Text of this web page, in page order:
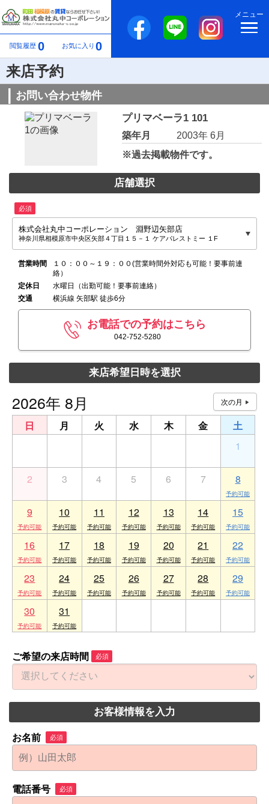
閲覧履歴 0 お気に入り 0
メニュー
来店予約
お問い合わせ物件
プリマベーラ1 101
築年月
2003年 6月
※過去掲載物件です。
店舗選択
必須
株式会社丸中コーポレーション 淵野辺矢部店
神奈川県相模原市中央区矢部４丁目１５－１ ケアパレストミー １F
営業時間
１０：００～１９：００(営業時間外対応も可能！要事前連
絡）
定休日
水曜日（出勤可能！要事前連絡）
交通
横浜線 矢部駅 徒歩6分
お電話での予約はこちら
042-752-5280
来店希望日時を選択
2026年 8月
日 月 火 水 木 金
土
1
2 3 4 5 6 7 8
9 10 11 12 13 14 15
16 17 18 19 20 21 22
23 24 25 26 27 28 29
30 31
ご希望の来店時間 必須
お客様情報を入力
お名前 必須
電話番号 必須